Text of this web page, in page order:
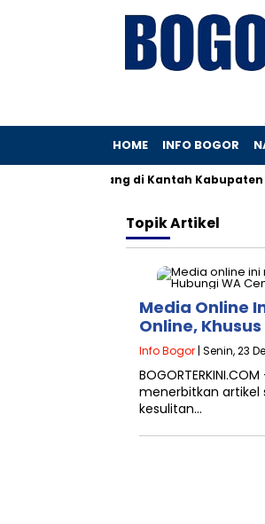
HOME INFO BOGOR
Diduga Hilang di Kantah Kabupaten
TopikArtikel
Media Online
Online,
Info Bogor | Senin, 23
menerbitkan artikel
kesulitan…